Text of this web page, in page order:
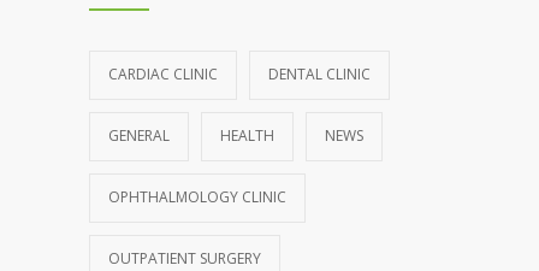
CARDIAC CLINIC DENTAL CLINIC
GENERAL HEALTH NEWS
OPHTHALMOLOGY CLINIC
OUTPATIENT SURGERY